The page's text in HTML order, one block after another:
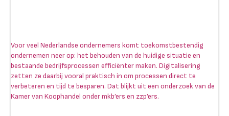
Voor veel Nederlandse ondernemers komt toekomstbestendig
ondernemen neer op: het behouden van de huidige situatie en
bestaande bedrijfsprocessen efficiënter maken. Digitalisering
zetten ze daarbij vooral praktisch in om processen direct te
verbeteren en tijd te besparen. Dat blijkt uit een onderzoek van de
Kamer van Koophandel onder mkb’ers en zzp’ers.